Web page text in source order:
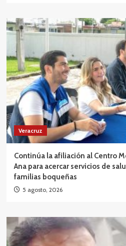
Veracruz
Continúa la afiliación al Centro
Ana para acercar servicios de
familias boqueñas
5 agosto, 2026